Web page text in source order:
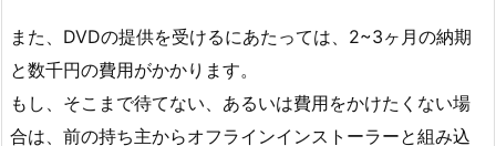
また、DVDの提供を受けるにあたっては、2~3ヶ月の納期
と数千円の費用がかかります。
もし、そこまで待てない、あるいは費用をかけたくない場
合は、前の持ち主からオフラインインストーラーと組み込